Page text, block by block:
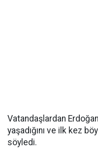
Vatandaşlardan
yaşadığını ve ilk kez
söyledi.